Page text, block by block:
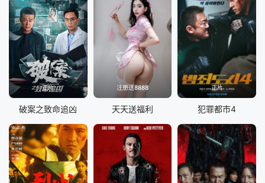
正片
破案之致命追凶
注册送8888
天天送福利
正片
犯罪都市4